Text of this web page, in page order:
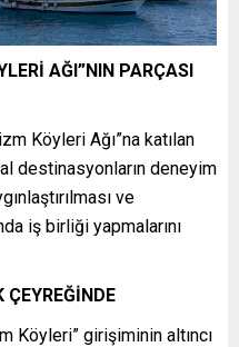
AĞI”NIN PARÇASI
Köyleri Ağı”na katılan
destinasyonların deneyim
ve
iş birliği yapmalarını
Köyleri” girişiminin altıncı